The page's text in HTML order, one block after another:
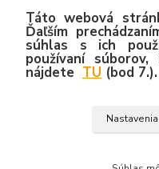
Zákaznícka
02/4445
(Po-Pia, 8:00-
info@hygy.sk
©
Táto webová
Ďaľším
súhlas s ich
používaní
nájdete TU (bod 7.).
Nastavenia